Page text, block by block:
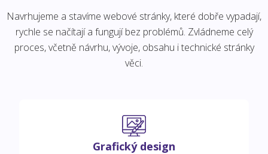
Navrhujeme a stavíme webové stránky, které dobře vypadají,
rychle se načítají a fungují bez problémů. Zvládneme celý
proces, včetně návrhu, vývoje, obsahu i technické stránky
věci.
Grafický design